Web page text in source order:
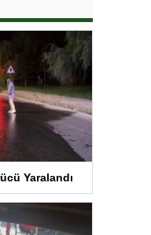
Yaralandı